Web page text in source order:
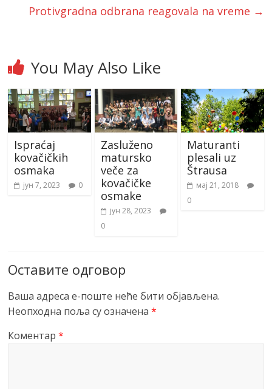
Protivgradna odbrana reagovala na vreme →
You May Also Like
Ispraćaj
kovačičkih
osmaka
јун 7, 2023 0
Zasluženo
matursko
veče za
kovačičke
osmake
јун 28, 2023
0
Maturanti
plesali uz
Štrausa
мај 21, 2018
0
Оставите одговор
Ваша адреса е-поште неће бити објављена.
Неопходна поља су означена*
Коментар*